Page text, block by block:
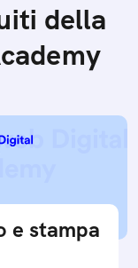
della
e stampa